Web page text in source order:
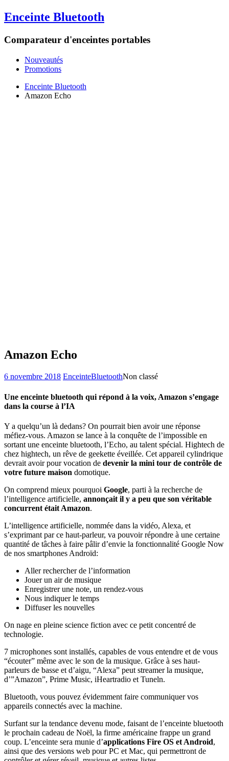
Enceinte Bluetooth
Comparateur d'enceintes portables
Nouveautés
Promotions
Enceinte Bluetooth
Amazon Echo
Amazon Echo
6 novembre 2018 EnceinteBluetoothNon classé
Une enceinte bluetooth qui répond à la voix, Amazon s’engage
dans la course à l’IA
Y a quelqu’un là dedans? On pourrait bien avoir une réponse
méfiez-vous. Amazon se lance à la conquête de l’impossible en
sortant une enceinte bluetooth, l’Echo, au talent spécial. Hightech de
chez hightech, un rêve de geekette éveillée. Cet appareil cylindrique
devrait avoir pour vocation de devenir la mini tour de contrôle de
votre future maison domotique.
On comprend mieux pourquoi Google, parti à la recherche de
l’intelligence artificielle, annonçait il y a peu que son véritable
concurrent était Amazon.
L’intelligence artificielle, nommée dans la vidéo, Alexa, et
s’exprimant par ce haut-parleur, va pouvoir répondre à une certaine
quantité de tâches à faire pâlir d’envie la fonctionnalité Google Now
de nos smartphones Androïd:
Aller rechercher de l’information
Jouer un air de musique
Enregistrer une note, un rendez-vous
Nous indiquer le temps
Diffuser les nouvelles
On nage en pleine science fiction avec ce petit concentré de
technologie.
7 microphones sont installés, capables de vous entendre et de vous
“écouter” même avec le son de la musique. Grâce à ses haut-
parleurs de basse et d’aigu, “Alexa” peut streamer la musique,
d’”Amazon”, Prime Music, iHeartradio et Tuneln.
Bluetooth, vous pouvez évidemment faire communiquer vos
appareils connectés avec la machine.
Surfant sur la tendance devenu mode, faisant de l’enceinte bluetooth
le prochain cadeau de Noël, la firme américaine frappe un grand
coup. L’enceinte sera munie d’applications Fire OS et Android,
ainsi que des versions web pour PC et Mac, qui permettront de